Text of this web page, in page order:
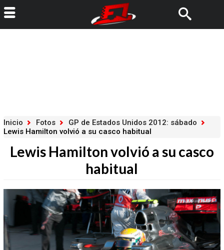
Inicio Fotos
GP de Estados Unidos 2012: sábado
Lewis Hamilton volvió a su casco habitual
Lewis Hamilton volvió a su casco
habitual